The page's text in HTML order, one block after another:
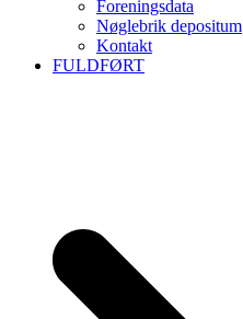
Foreningsdata
Nøglebrik depositum
Kontakt
FULDFØRT